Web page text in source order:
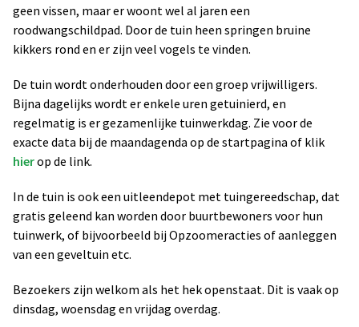
geen vissen, maar er woont wel al jaren een
roodwangschildpad. Door de tuin heen springen bruine
kikkers rond en er zijn veel vogels te vinden.
De tuin wordt onderhouden door een groep vrijwilligers.
Bijna dagelijks wordt er enkele uren getuinierd, en
regelmatig is er gezamenlijke tuinwerkdag. Zie voor de
exacte data bij de maandagenda op de startpagina of klik
hierop de link.
In de tuin is ook een uitleendepot met tuingereedschap, dat
gratis geleend kan worden door buurtbewoners voor hun
tuinwerk, of bijvoorbeeld bij Opzoomeracties of aanleggen
van een geveltuin etc.
Bezoekers zijn welkom als het hek openstaat. Dit is vaak op
dinsdag, woensdag en vrijdag overdag.